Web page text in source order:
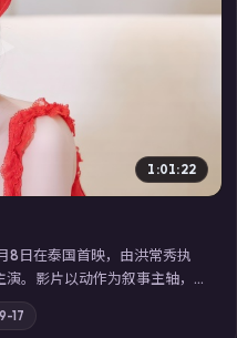
1:01:22
8日在泰国首映，由洪常秀执
。影片以动作为叙事主轴，
抉择；摄影与配乐强化地域
高清电视剧在线看」延展检
17